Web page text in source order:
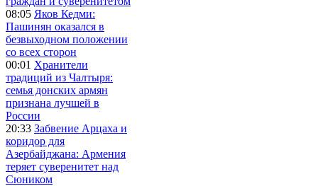
08:05 Яков Кедми:
Пашинян оказался в
безвыходном положении
со всех сторон
00:01 Хранители
традиций из Чалтыря:
семья донских армян
признана лучшей в
России
20:33 Забвение Арцаха и
коридор для
Азербайджана: Армения
теряет суверенитет над
Сюником